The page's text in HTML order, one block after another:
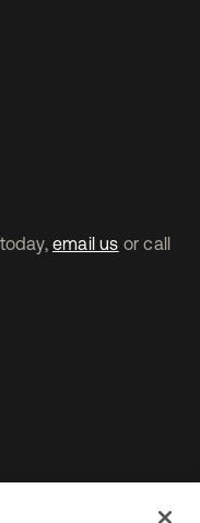
email us or call
geöffnet
geöffnet